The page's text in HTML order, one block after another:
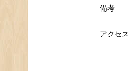
備考
アクセス